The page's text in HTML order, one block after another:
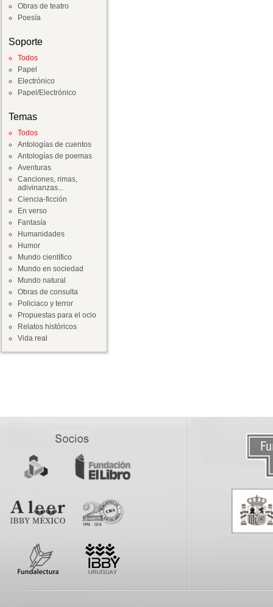
Obras de teatro
Poesía
Soporte
Todos
Papel
Electrónico
Papel/Electrónico
Temas
Todos
Antologías de cuentos
Antologías de poemas
Aventuras
Canciones, rimas,
adivinanzas...
Ciencia-ficción
En verso
Fantasía
Humanidades
Humor
Mundo científico
Mundo en sociedad
Mundo natural
Obras de consulta
Policiaco y terror
Propuestas para el ocio
Relatos históricos
Vida real